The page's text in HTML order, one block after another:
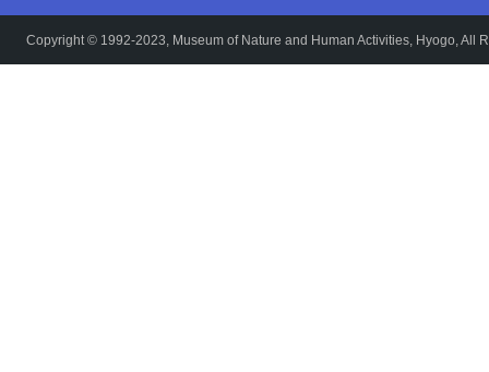
Copyright © 1992-2023, Museum of Nature and Human Activities, Hyogo, All